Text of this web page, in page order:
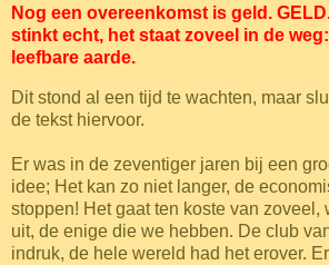
Nog een overeenkomst is geld.
stinkt echt, het staat zoveel in de
leefbare aarde.
Dit stond al een tijd te wachten, maar
de tekst hiervoor.
Er was in de zeventiger jaren bij een
idee; Het kan zo niet langer, de
stoppen! Het gaat ten koste van zoveel,
uit, de enige die we hebben. De club
indruk, de hele wereld had het erover.